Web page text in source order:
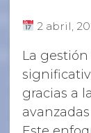
2 abril,
La
gracias a